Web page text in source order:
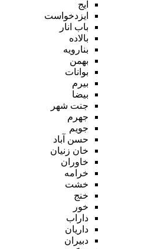
ایج
ایزدخواست
باب انار
بالاده
بنارویه
بهمن
بوانات
بیرم
بیضا
جنت شهر
جهرم
جویم
حسن آباد
خان زنیان
خاوران
خرامه
خشت
خنج
خور
داراب
داریان
دبیران